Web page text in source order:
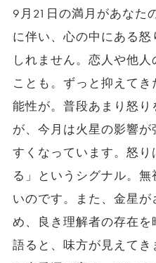
9月21日の満月があなた
に伴い、心の中にある
しれません。恋人や他
ことも。ずっと抑えて
能性が。普段あまり怒
が、今月は火星の影響
すくなっています。怒
る」というシグナル。
いのです。また、金星
め、良き理解者の存在
語ると、味方が見えて